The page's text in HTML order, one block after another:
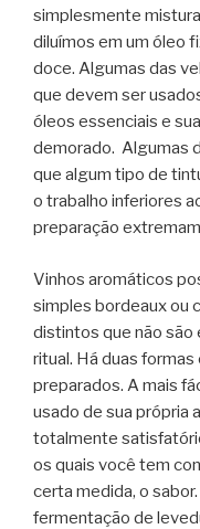
simplesmente
diluímos em um óleo
doce. Algumas das
que devem ser
óleos essenciais e
demorado. Algumas
que algum tipo de
o trabalho inferiores
preparação
Vinhos aromáticos
simples bordeaux ou
distintos que não
ritual. Há duas
preparados. A mais
usado de sua própria
totalmente
os quais você tem
certa medida, o
fermentação de